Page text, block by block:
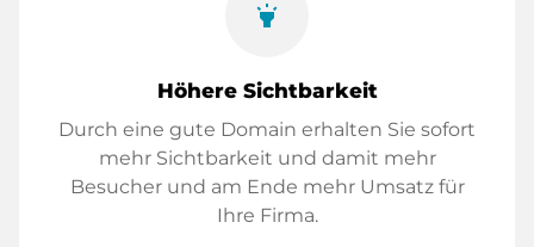
highlight
Höhere Sichtbarkeit
Durch eine gute Domain erhalten Sie sofort
mehr Sichtbarkeit und damit mehr
Besucher und am Ende mehr Umsatz für
Ihre Firma.